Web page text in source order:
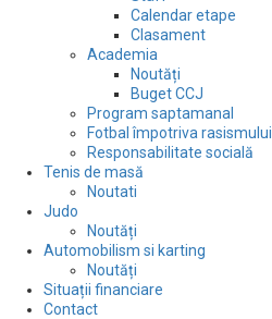
Calendar etape
Clasament
Academia
Noutăți
Buget CCJ
Program saptamanal
Fotbal împotriva rasismului
Responsabilitate socială
Tenis de masă
Noutati
Judo
Noutăți
Automobilism si karting
Noutăți
Situații financiare
Contact